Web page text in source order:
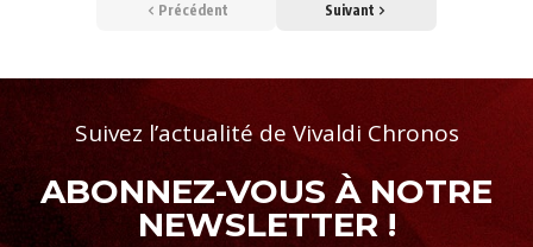
Précédent Suivant
Suivez l’actualité de Vivaldi Chronos
ABONNEZ-VOUS À NOTRE
NEWSLETTER !